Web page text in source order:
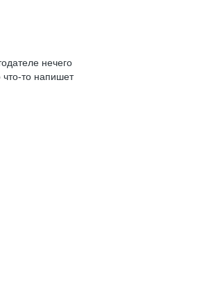
нечего
напишет